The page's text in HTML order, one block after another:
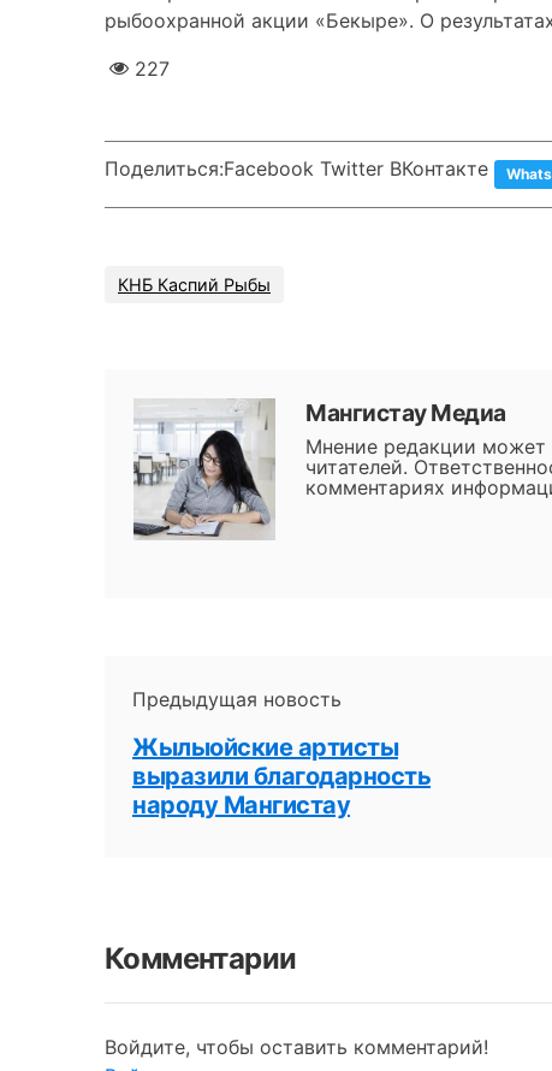
рыбоохранной акции «Бекыре». О
227
Поделиться:Facebook Twitter ВКонтакте
КНБ Каспий Рыбы
Мангистау Медиа
Мнение редакции может
читателей.
комментариях
Предыдущая новость
Жылыойские артисты
выразили благодарность
народу Мангистау
Комментарии
Войдите, чтобы оставить комментарий!